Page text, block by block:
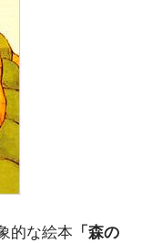
的な絵本 「森の